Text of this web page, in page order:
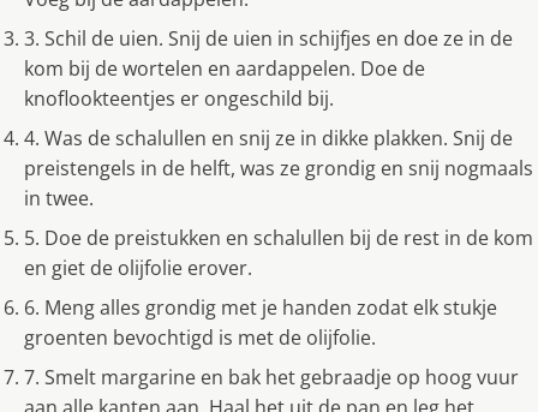
3. Schil de uien. Snij de uien in schijfjes en doe ze in de
kom bij de wortelen en aardappelen. Doe de
knoflookteentjes er ongeschild bij.
4. Was de schalullen en snij ze in dikke plakken. Snij de
preistengels in de helft, was ze grondig en snij nogmaals
in twee.
5. Doe de preistukken en schalullen bij de rest in de kom
en giet de olijfolie erover.
6. Meng alles grondig met je handen zodat elk stukje
groenten bevochtigd is met de olijfolie.
7. Smelt margarine en bak het gebraadje op hoog vuur